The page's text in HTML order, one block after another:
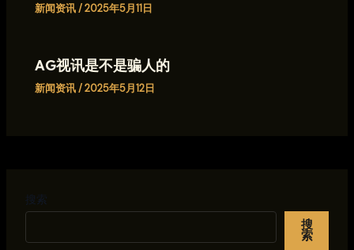
新闻资讯/2025年5月11日
AG视讯是不是骗人的
新闻资讯/2025年5月12日
搜索
搜
索